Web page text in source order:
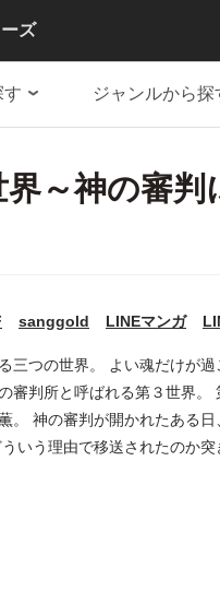
ズ
す ジャンルから探
～神の審判
sanggold LINEマンガ
三つの世界。 よい魂だけが
審判所と呼ばれる第３世界
。 神の審判が開かれたある
いう理由で移送されたのか